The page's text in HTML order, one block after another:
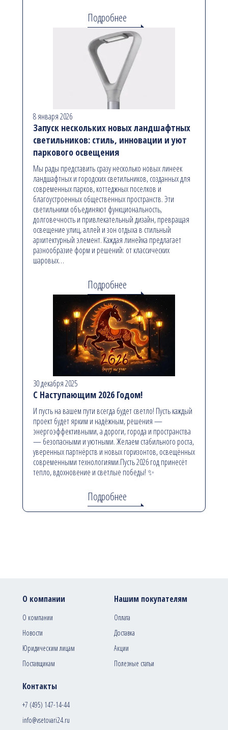
Подробнее
8 января 2026
Запуск нескольких новых ландшафтных
светильников: стиль, инновации и уют
паркового освещения
Мы рады представить сразу несколько новых линеек
ландшафтных и городских светильников, созданных для
современных парков, коттеджных поселков и
благоустроенных общественных пространств. Эти
светильники объединяют функциональность,
долговечность и привлекательный дизайн, превращая
освещение улиц, аллей и зон отдыха в стильный
архитектурный элемент. Каждая линейка предлагает
разнообразие форм и решений: от классических
шаровых…
Подробнее
30 декабря 2025
С Наступающим 2026 Годом!
И пусть на вашем пути всегда будет светло! Пусть каждый
проект будет ярким и надёжным, решения —
энергоэффективными, а дороги, города и пространства
— безопасными и уютными. Желаем стабильного роста,
уверенных партнёрств и новых горизонтов, освещённых
современными технологиями.Пусть 2026 год принесёт
тепло, вдохновение и светлые победы! ✨
Подробнее
Контакты
+7 (495) 147-14-44
info@vsetovari24.ru
О компании
О компании
Новости
Юридическим лицам
Поставщикам
Нашим покупателям
Оплата
Доставка
Акции
Полезные статьи